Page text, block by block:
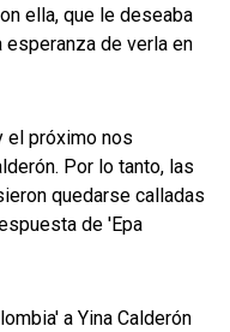
ella, que le deseaba
de verla en
el próximo nos
Por lo tanto, las
quedarse calladas
de 'Epa
a Yina Calderón